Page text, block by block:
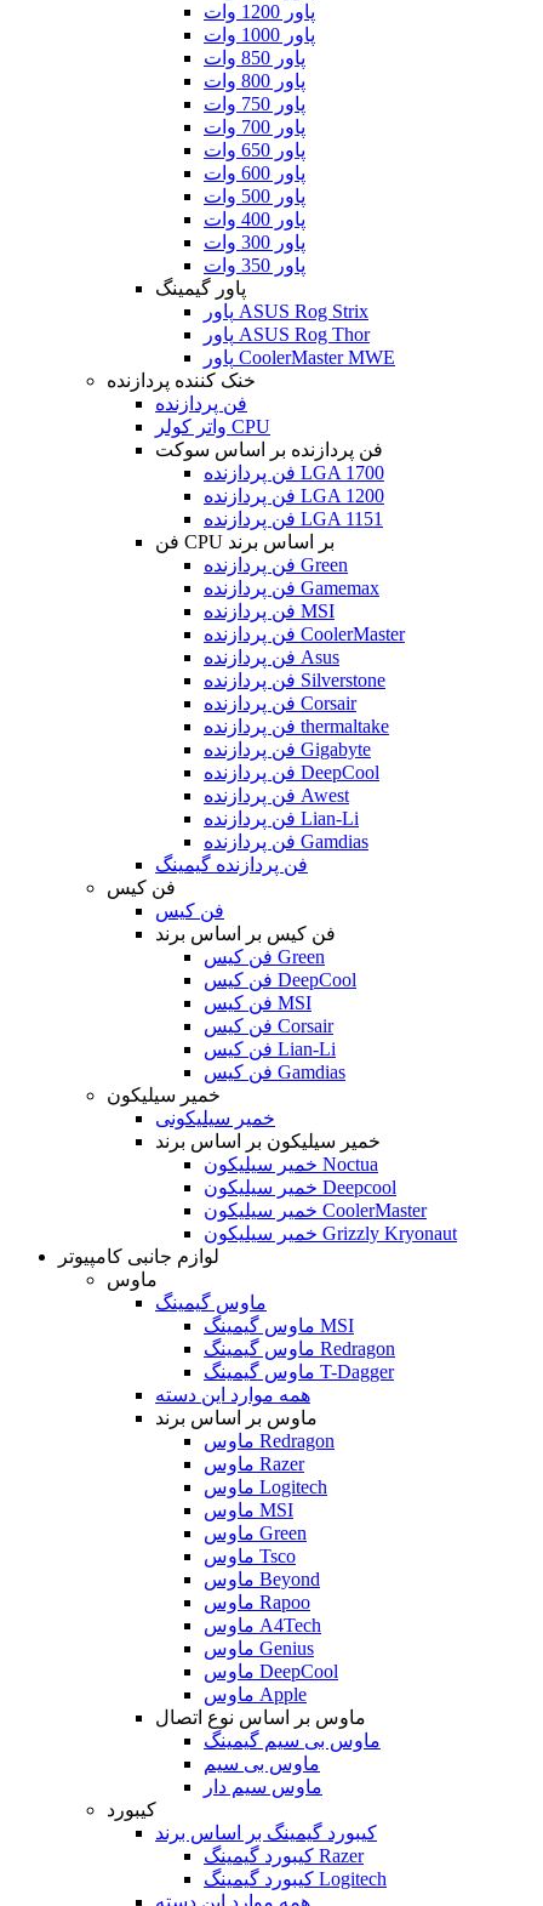
پاور 1200 وات
پاور 1000 وات
پاور 850 وات
پاور 800 وات
پاور 750 وات
پاور 700 وات
پاور 650 وات
پاور 600 وات
پاور 500 وات
پاور 400 وات
پاور 300 وات
پاور 350 وات
پاور گیمینگ
پاور ASUS Rog Strix
پاور ASUS Rog Thor
پاور CoolerMaster MWE
خنک کننده پردازنده
فن پردازنده
واتر کولر CPU
فن پردازنده بر اساس سوکت
فن پردازنده LGA 1700
فن پردازنده LGA 1200
فن پردازنده LGA 1151
فن CPU بر اساس برند
فن پردازنده Green
فن پردازنده Gamemax
فن پردازنده MSI
فن پردازنده CoolerMaster
فن پردازنده Asus
فن پردازنده Silverstone
فن پردازنده Corsair
فن پردازنده thermaltake
فن پردازنده Gigabyte
فن پردازنده DeepCool
فن پردازنده Awest
فن پردازنده Lian-Li
فن پردازنده Gamdias
فن پردازنده گیمینگ
فن کیس
فن کیس
فن کیس بر اساس برند
فن کیس Green
فن کیس DeepCool
فن کیس MSI
فن کیس Corsair
فن کیس Lian-Li
فن کیس Gamdias
خمیر سیلیکون
خمیر سیلیکونی
خمیر سیلیکون بر اساس برند
خمیر سیلیکون Noctua
خمیر سیلیکون Deepcool
خمیر سیلیکون CoolerMaster
خمیر سیلیکون Grizzly Kryonaut
لوازم جانبی کامپیوتر
ماوس
ماوس گیمینگ
ماوس گیمینگ MSI
ماوس گیمینگ Redragon
ماوس گیمینگ T-Dagger
همه موارد این دسته
ماوس بر اساس برند
ماوس Redragon
ماوس Razer
ماوس Logitech
ماوس MSI
ماوس Green
ماوس Tsco
ماوس Beyond
ماوس Rapoo
ماوس A4Tech
ماوس Genius
ماوس DeepCool
ماوس Apple
ماوس بر اساس نوع اتصال
ماوس بی سیم گیمینگ
ماوس بی سیم
ماوس سیم دار
کیبورد
کیبورد گیمینگ بر اساس برند
کیبورد گیمینگ Razer
کیبورد گیمینگ Logitech
همه موارد این دسته